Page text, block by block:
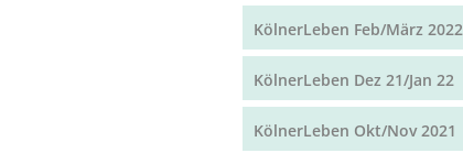
KölnerLeben Feb/März 2022
KölnerLeben Dez 21/Jan 22
KölnerLeben Okt/Nov 2021